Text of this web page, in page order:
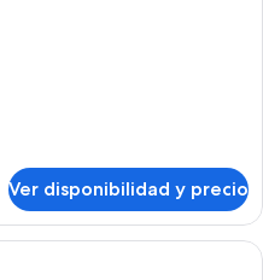
Ver disponibilidad y precio